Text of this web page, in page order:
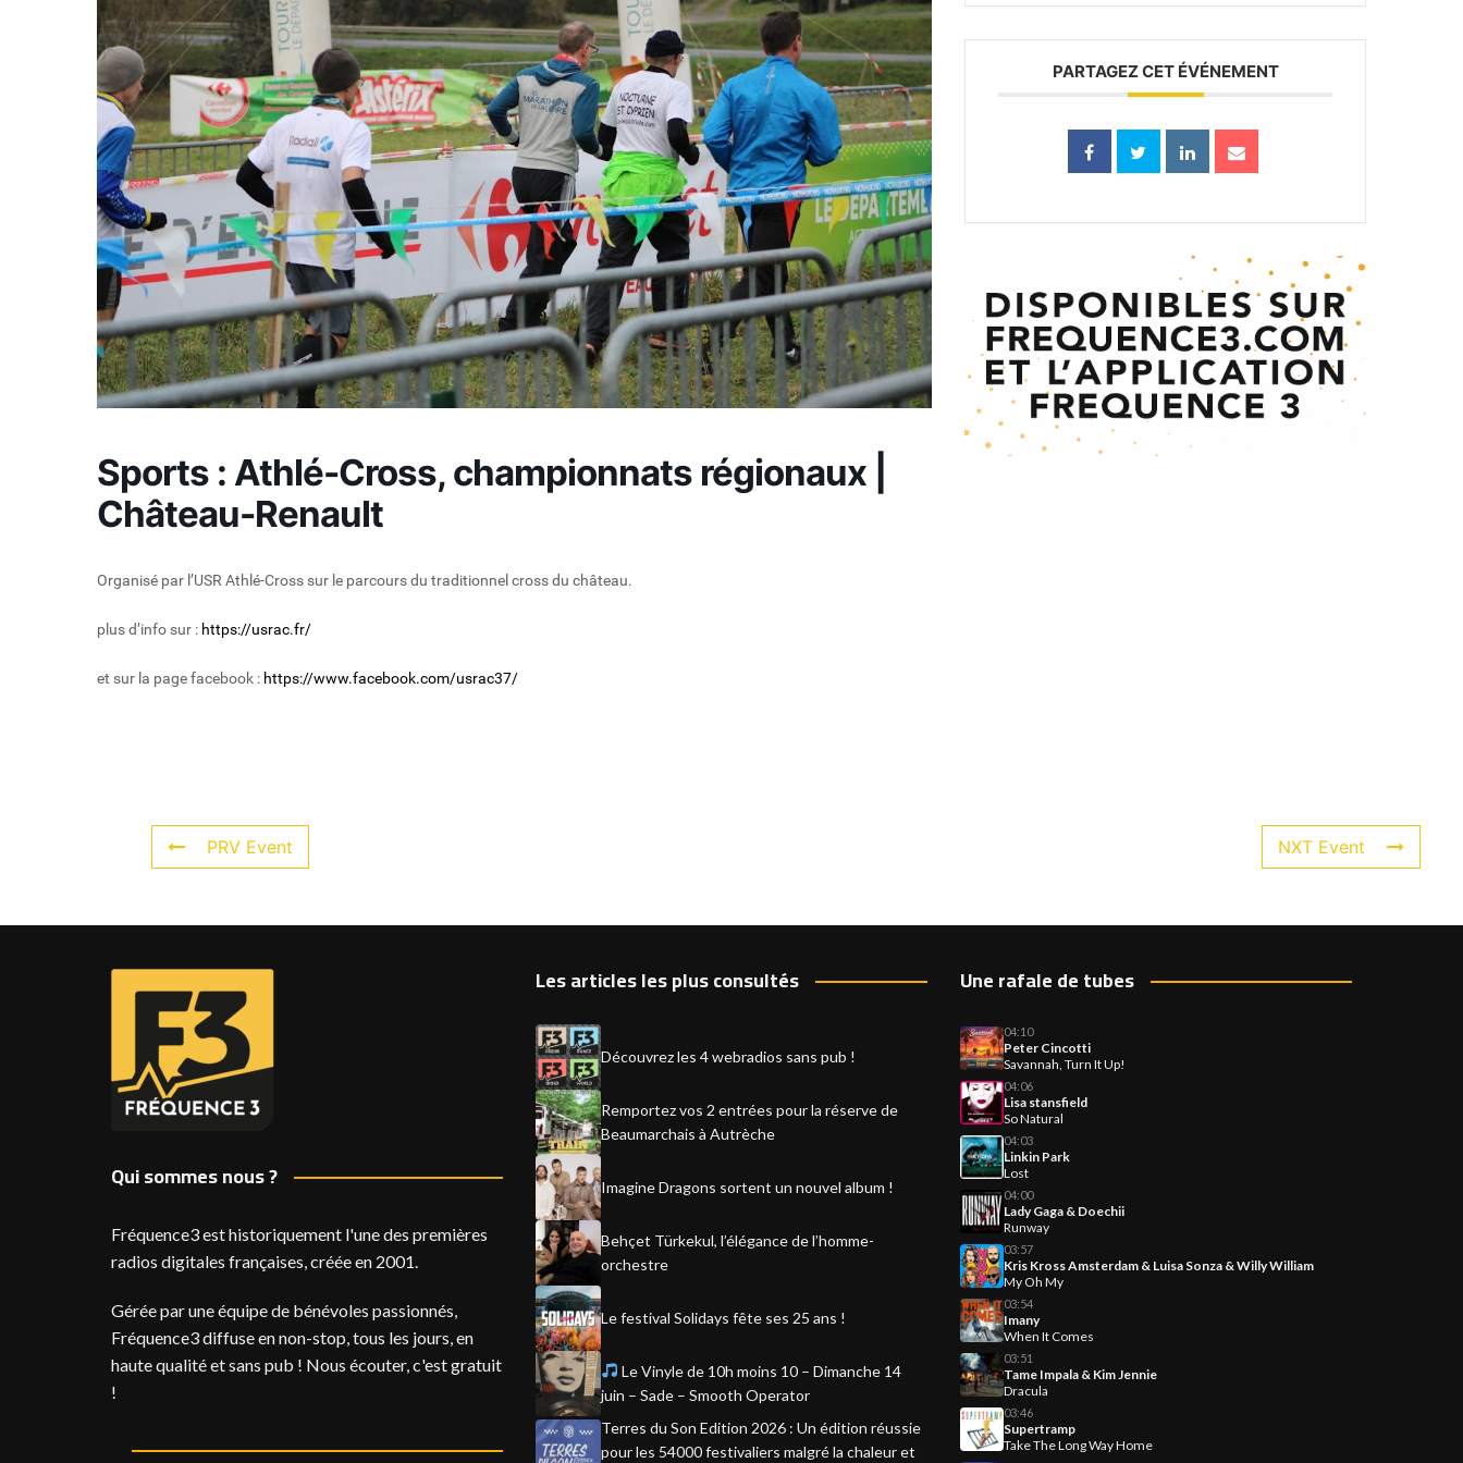
Fréquence 3 Urban
Fréquence 3 World
Sports : Athlé-Cross, championnats régionaux |
Château-Renault
Organisé par l’USR Athlé-Cross sur le parcours du traditionnel cross du château.
plus d’info sur : https://usrac.fr/
et sur la page facebook : https://www.facebook.com/usrac37/
PARTAGEZ CET ÉVÉNEMENT
PRV Event NXT Event
Qui sommes nous ?
Fréquence3 est historiquement l'une des premières
radios digitales françaises, créée en 2001.
Gérée par une équipe de bénévoles passionnés,
Fréquence3 diffuse en non-stop, tous les jours, en
haute qualité et sans pub ! Nous écouter, c'est gratuit
!
Les articles les plus consultés
Découvrez les 4 webradios sans pub !
Remportez vos 2 entrées pour la réserve de
Beaumarchais à Autrèche
Imagine Dragons sortent un nouvel album !
Behçet Türkekul, l’élégance de l’homme-
orchestre
Le festival Solidays fête ses 25 ans !
Le Vinyle de 10h moins 10 – Dimanche 14
juin – Sade – Smooth Operator
Terres du Son Edition 2026 : Un édition réussie
pour les 54000 festivaliers malgré la chaleur et
Une rafale de tubes
04:10
Peter Cincotti
Savannah, Turn It Up!
04:06
Lisa stansfield
So Natural
04:03
Linkin Park
Lost
04:00
Lady Gaga & Doechii
Runway
03:57
Kris Kross Amsterdam & Luisa Sonza & Willy William
My Oh My
03:54
Imany
When It Comes
03:51
Tame Impala & Kim Jennie
Dracula
03:46
Supertramp
Take The Long Way Home